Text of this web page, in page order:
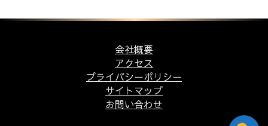
会社概要
アクセス
プライバシーポリシー
サイトマップ
お問い合わせ